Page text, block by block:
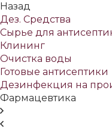
Назад
Дез. Средства
Сырье для
Клининг
Очистка воды
Готовые антисептики
Дезинфекция на
Фармацевтика